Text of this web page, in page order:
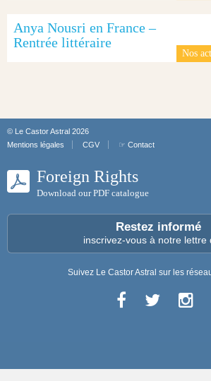
Nos
Anya Nousri en France –
Rentrée littéraire
© Le Castor Astral 2026
Mentions légales
CGV ☞ Contact
Foreign Rights
Download our PDF catalogue
Restez informé
inscrivez-vous à notre lettre
Suivez Le Castor Astral sur les